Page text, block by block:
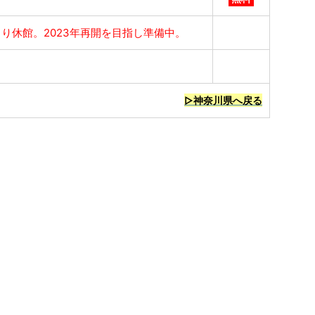
休館。2023年再開を目指し準備中。
▷神奈川県へ戻る